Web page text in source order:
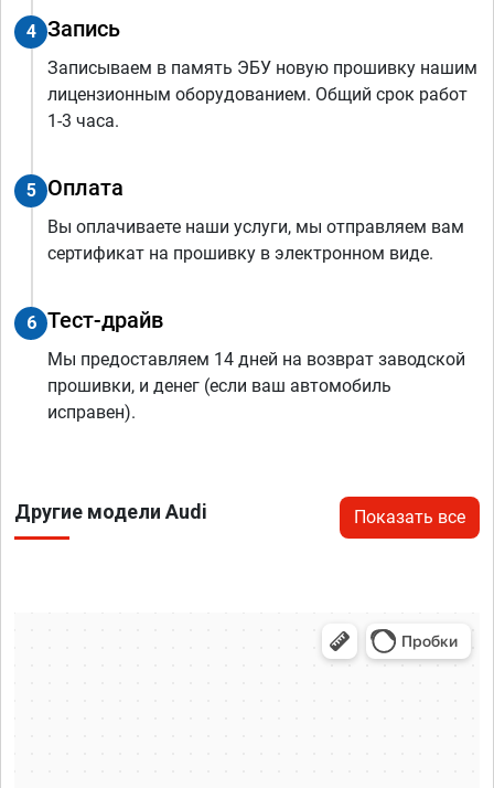
4 Запись
Записываем в память ЭБУ новую прошивку нашим
лицензионным оборудованием. Общий срок работ
1-3 часа.
5 Оплата
Вы оплачиваете наши услуги, мы отправляем вам
сертификат на прошивку в электронном виде.
6 Тест-драйв
Мы предоставляем 14 дней на возврат заводской
прошивки, и денег (если ваш автомобиль
исправен).
Другие модели Audi Показать все